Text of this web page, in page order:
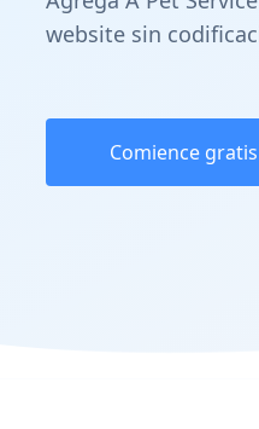
website sin
Comience gratis